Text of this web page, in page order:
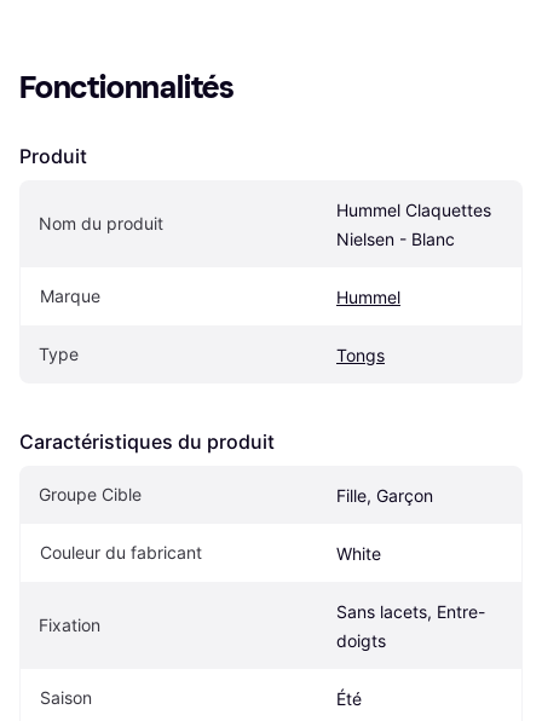
Fonctionnalités
Produit
Nom du produit
Hummel Claquettes
Nielsen - Blanc
Marque Hummel
Type Tongs
Caractéristiques du produit
Groupe Cible Fille, Garçon
Couleur du fabricant White
Fixation
Sans lacets, Entre-
doigts
Saison Été